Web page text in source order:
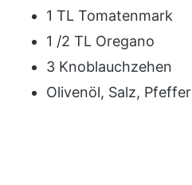
1 TL Tomatenmark
1 /2 TL Oregano
3 Knoblauchzehen
Olivenöl, Salz, Pfeffer